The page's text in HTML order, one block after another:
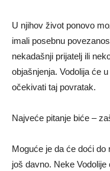
U njihov život ponovo
imali posebnu
nekadašnji prijatelj ili
objašnjenja. Vodolija će
očekivati taj povratak.
Najveće pitanje biće –
Moguće je da će doći do
još davno. Neke